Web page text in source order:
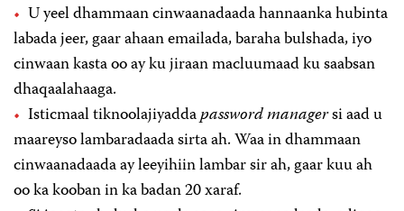
U yeel dhammaan cinwaanadaada hannaanka hubinta
labada jeer, gaar ahaan emailada, baraha bulshada, iyo
cinwaan kasta oo ay ku jiraan macluumaad ku saabsan
dhaqaalahaaga.
Isticmaal tiknoolajiyaddapassword managersi aad u
maareyso lambaradaada sirta ah. Waa in dhammaan
cinwaanadaada ay leeyihiin lambar sir ah, gaar kuu ah
oo ka kooban in ka badan 20 xaraf.